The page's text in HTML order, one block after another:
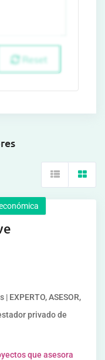
Reset
EXPERTO, ASESOR,
privado de
que asesora